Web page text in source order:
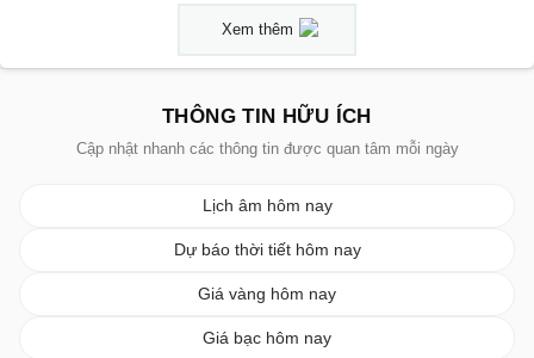
Xem thêm
THÔNG TIN HỮU ÍCH
Cập nhật nhanh các thông tin được quan tâm mỗi ngày
Lịch âm hôm nay
Dự báo thời tiết hôm nay
Giá vàng hôm nay
Giá bạc hôm nay